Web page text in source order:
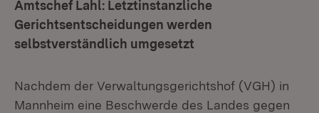
Amtschef Lahl: Letztinstanzliche
Gerichtsentscheidungen werden
selbstverständlich umgesetzt
Nachdem der Verwaltungsgerichtshof (VGH) in
Mannheim eine Beschwerde des Landes gegen